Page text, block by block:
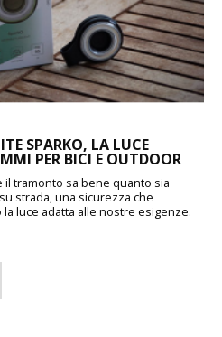
SPARKO, LA LUCE
PER BICI E OUTDOOR
il tramonto sa bene quanto sia
strada, una sicurezza che
luce adatta alle nostre esigenze.